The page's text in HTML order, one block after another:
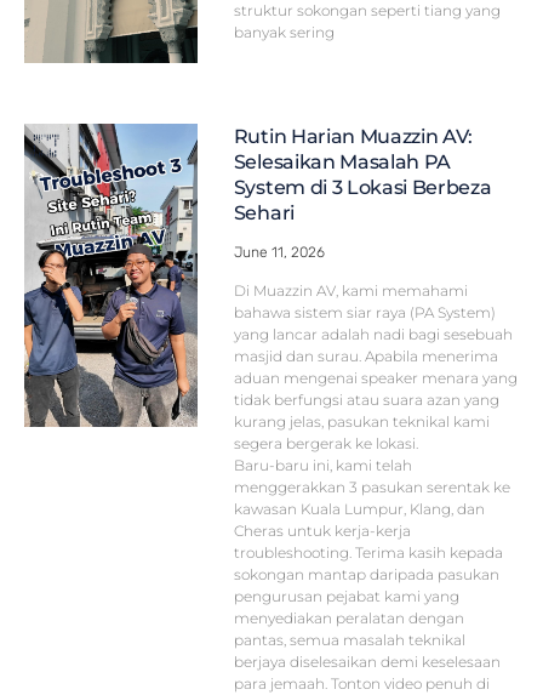
struktur sokongan seperti tiang yang
banyak sering
Rutin Harian Muazzin AV:
Selesaikan Masalah PA
System di 3 Lokasi Berbeza
Sehari
June 11, 2026
Di Muazzin AV, kami memahami
bahawa sistem siar raya (PA System)
yang lancar adalah nadi bagi sesebuah
masjid dan surau. Apabila menerima
aduan mengenai speaker menara yang
tidak berfungsi atau suara azan yang
kurang jelas, pasukan teknikal kami
segera bergerak ke lokasi.
Baru-baru ini, kami telah
menggerakkan 3 pasukan serentak ke
kawasan Kuala Lumpur, Klang, dan
Cheras untuk kerja-kerja
troubleshooting. Terima kasih kepada
sokongan mantap daripada pasukan
pengurusan pejabat kami yang
menyediakan peralatan dengan
pantas, semua masalah teknikal
berjaya diselesaikan demi keselesaan
para jemaah. Tonton video penuh di